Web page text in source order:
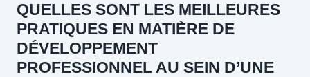
QUELLES SONT LES MEILLEURES
PRATIQUES EN MATIÈRE DE
DÉVELOPPEMENT
PROFESSIONNEL AU SEIN D’UNE